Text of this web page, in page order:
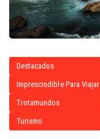
Destacados
Imprescindible Para Viajar
Trotamundos
Turismo